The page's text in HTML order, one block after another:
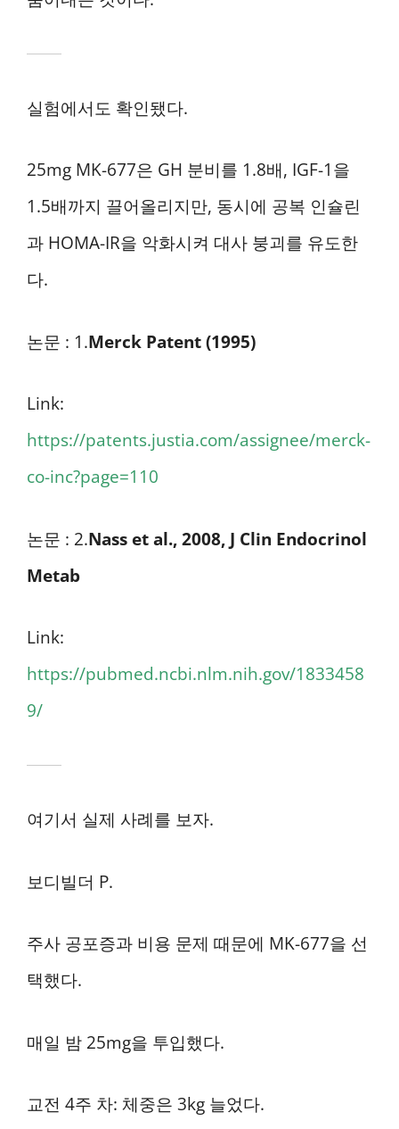
실험에서도 확인됐다.
25mg MK-677은 GH 분비를 1.8배, IGF-1을
1.5배까지 끌어올리지만, 동시에 공복 인슐린
과 HOMA-IR을 악화시켜 대사 붕괴를 유도한
다.
논문 : 1.Merck Patent (1995)
Link:
https://patents.justia.com/assignee/merck-
co-inc?page=110
논문 : 2.Nass et al., 2008, J Clin Endocrinol
Metab
Link:
https://pubmed.ncbi.nlm.nih.gov/1833458
9/
여기서 실제 사례를 보자.
보디빌더 P.
주사 공포증과 비용 문제 때문에 MK-677을 선
택했다.
매일 밤 25mg을 투입했다.
교전 4주 차: 체중은 3kg 늘었다.